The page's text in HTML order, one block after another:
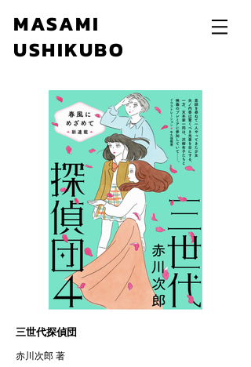
MASAMI
USHIKUBO
三世代探偵団
赤川次郎 著